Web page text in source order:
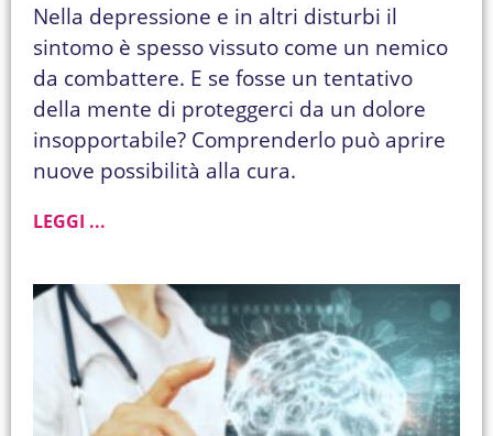
Nella depressione e in altri disturbi il
sintomo è spesso vissuto come un nemico
da combattere. E se fosse un tentativo
della mente di proteggerci da un dolore
insopportabile? Comprenderlo può aprire
nuove possibilità alla cura.
LEGGI ...